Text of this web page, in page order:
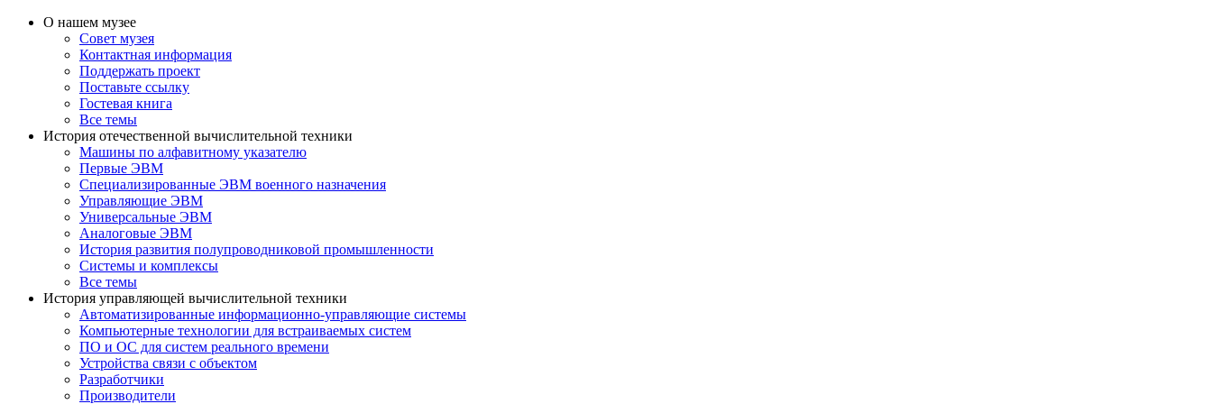
О нашем музее
Совет музея
Контактная информация
Поддержать проект
Поставьте ссылку
Гостевая книга
Все темы
История отечественной вычислительной техники
Машины по алфавитному указателю
Первые ЭВМ
Специализированные ЭВМ военного назначения
Управляющие ЭВМ
Универсальные ЭВМ
Аналоговые ЭВМ
История развития полупроводниковой промышленности
Системы и комплексы
Все темы
История управляющей вычислительной техники
Автоматизированные информационно-управляющие системы
Компьютерные технологии для встраиваемых систем
ПО и ОС для систем реального времени
Устройства связи с объектом
Разработчики
Производители